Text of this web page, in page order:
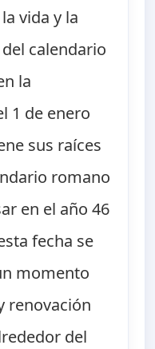
vida y la
calendario
la
1 de enero
sus raíces
romano
en el año 46
fecha se
momento
renovación
del